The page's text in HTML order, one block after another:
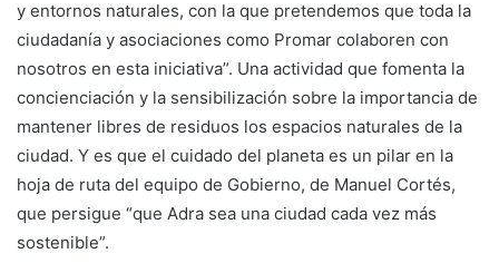
y entornos naturales, con la que pretendemos que toda la
ciudadanía y asociaciones como Promar colaboren con
nosotros en esta iniciativa”. Una actividad que fomenta la
concienciación y la sensibilización sobre la importancia de
mantener libres de residuos los espacios naturales de la
ciudad. Y es que el cuidado del planeta es un pilar en la
hoja de ruta del equipo de Gobierno, de Manuel Cortés,
que persigue “que Adra sea una ciudad cada vez más
sostenible”.